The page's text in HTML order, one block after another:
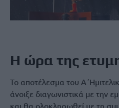
Η ώρα της
Το αποτέλεσμα του
άνοιξε διαγωνιστικά με την
και θα ολοκληρωθεί με τη